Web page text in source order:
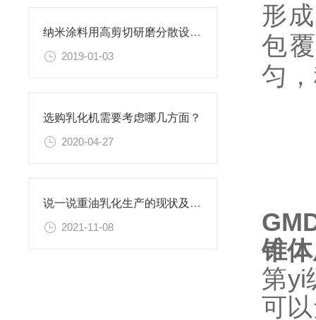
纳米涂料用高剪切研磨分散设备更稳定
2019-01-03
选购乳化机需要考虑哪几方面？
2020-04-27
说一说重油乳化生产的现状及重油乳化机的相关介绍
2021-11-08
形
包
匀
锥
第yi
可